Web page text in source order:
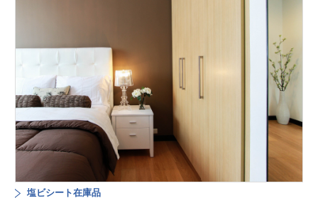
塩ビシート在庫品